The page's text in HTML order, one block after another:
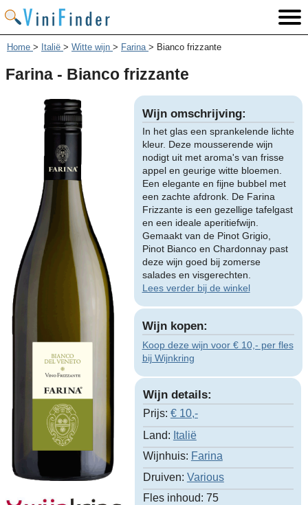
Home > Italië > Witte wijn > Farina > Bianco frizzante
Farina - Bianco frizzante
Wijn omschrijving:
In het glas een sprankelende lichte
kleur. Deze mousserende wijn
nodigt uit met aroma's van frisse
appel en geurige witte bloemen.
Een elegante en fijne bubbel met
een zachte afdronk. De Farina
Frizzante is een gezellige tafelgast
en een ideale aperitiefwijn.
Gemaakt van de Pinot Grigio,
Pinot Bianco en Chardonnay past
deze wijn goed bij zomerse
salades en visgerechten.
Lees verder bij de winkel
Wijn kopen:
Koop deze wijn voor € 10,- per fles
bij Wijnkring
Wijn details:
Prijs: € 10,-
Land: Italië
Wijnhuis: Farina
Druiven: Various
Fles inhoud: 75